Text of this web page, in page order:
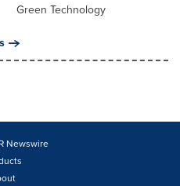
Green Technology
Newswire